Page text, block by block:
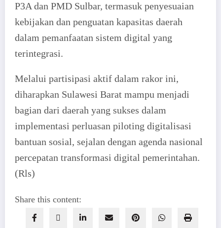
P3A dan PMD Sulbar, termasuk penyesuaian
kebijakan dan penguatan kapasitas daerah
dalam pemanfaatan sistem digital yang
terintegrasi.
Melalui partisipasi aktif dalam rakor ini,
diharapkan Sulawesi Barat mampu menjadi
bagian dari daerah yang sukses dalam
implementasi perluasan piloting digitalisasi
bantuan sosial, sejalan dengan agenda nasional
percepatan transformasi digital pemerintahan.
(Rls)
Share this content: